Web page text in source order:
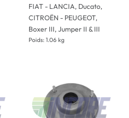
FIAT - LANCIA, Ducato,
CITROËN - PEUGEOT,
Boxer III, Jumper II & III
Poids: 1.06 kg